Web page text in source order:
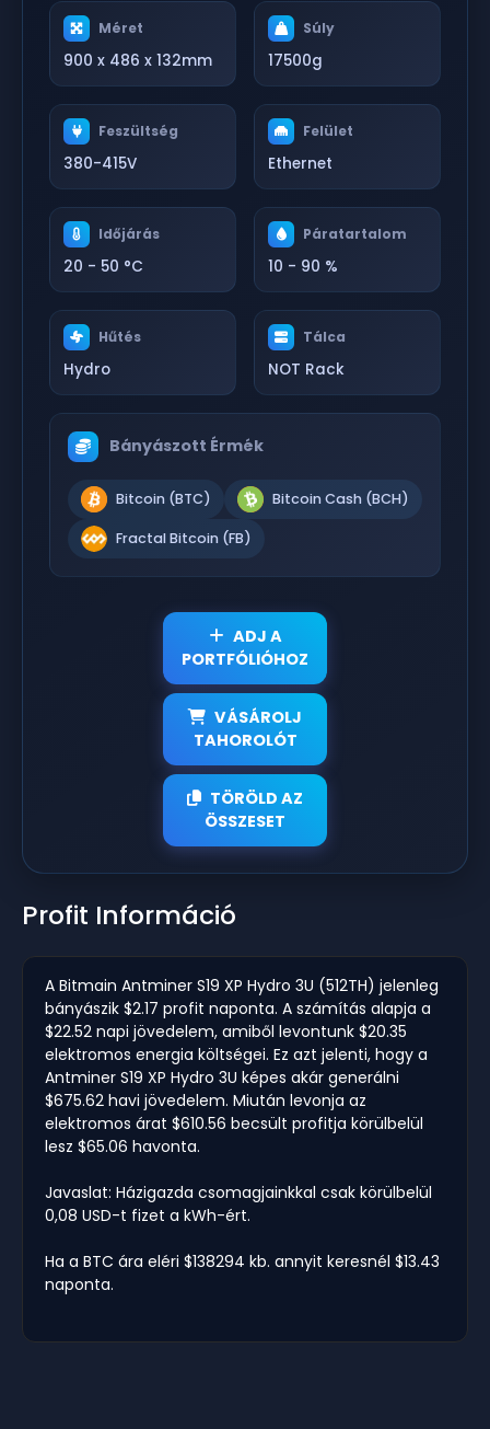
Méret
900 x 486 x 132mm
Súly
17500g
Feszültség
380-415V
Felület
Ethernet
Időjárás
20 - 50 °C
Páratartalom
10 - 90 %
Hűtés
Hydro
Tálca
NOT Rack
Bányászott Érmék
Bitcoin (BTC) Bitcoin Cash (BCH)
Fractal Bitcoin (FB)
ADJ A
PORTFÓLIÓHOZ
VÁSÁROLJ
TAHOROLÓT
TÖRÖLD AZ
ÖSSZESET
Profit Információ
A Bitmain Antminer S19 XP Hydro 3U (512TH) jelenleg
bányászik $2.17 profit naponta. A számítás alapja a
$22.52 napi jövedelem, amiből levontunk $20.35
elektromos energia költségei. Ez azt jelenti, hogy a
Antminer S19 XP Hydro 3U képes akár generálni
$675.62 havi jövedelem. Miután levonja az
elektromos árat $610.56 becsült profitja körülbelül
lesz $65.06 havonta.
Javaslat: Házigazda csomagjainkkal csak körülbelül
0,08 USD-t fizet a kWh-ért.
Ha a BTC ára eléri $138294 kb. annyit keresnél $13.43
naponta.